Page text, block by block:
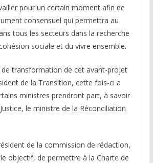
pour un certain moment afin de
consensuel qui permettra au
tous les secteurs dans la recherche
sociale et du vivre ensemble.
de transformation de cet avant-projet
de la Transition, cette fois-ci a
ministres prendront part, à savoir
le ministre de la Réconciliation
de la commission de rédaction,
objectif, de permettre à la Charte de